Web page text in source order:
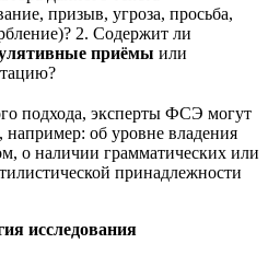
призыв, угроза, просьба,
2. Содержит ли
приёмы или
подхода, эксперты ФСЭ могут
например: об уровне владения
о наличии грамматических или
принадлежности
исследования